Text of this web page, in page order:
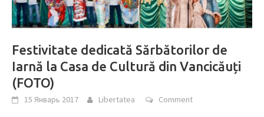
Festivitate dedicată Sărbătorilor de
Iarnă la Casa de Cultură din Vancicăuți
(FOTO)
15 Январь 2017 Libertatea Comment